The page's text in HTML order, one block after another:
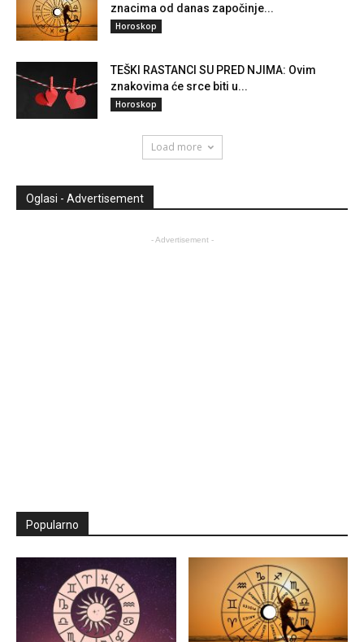
znacima od danas započinje...
Horoskop
TEŠKI RASTANCI SU PRED NJIMA: Ovim
znakovima će srce biti u...
Horoskop
Load more
Oglasi - Advertisement
- Advertisement -
Popularno